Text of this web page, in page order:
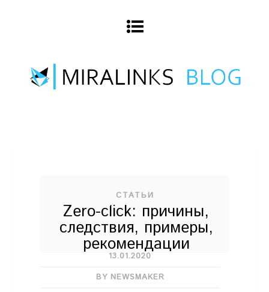
СТАТЬИ
Zero-click: причины,
следствия, примеры,
рекомендации
13.01.2020
BY NEWSMAKER